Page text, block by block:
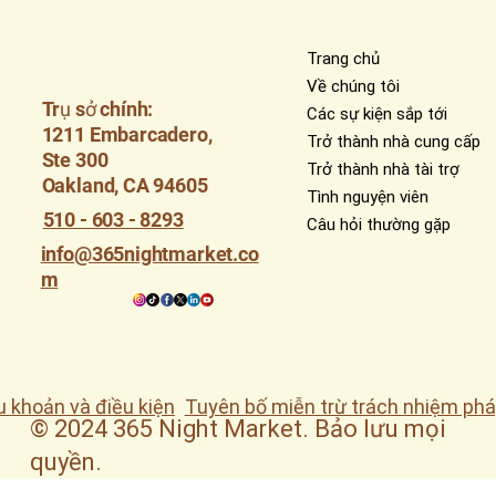
Trụ sở chính:
1211 Embarcadero,
Ste 300
Oakland, CA 94605
510 - 603 - 8293
info@365nightmarket.co
m
Trang chủ
Về chúng tôi
Các sự kiện sắp tới
Trở thành nhà cung cấp
Trở thành nhà tài trợ
Tình nguyện viên
Câu hỏi thường gặp
khoản và điều kiện Tuyên bố miễn trừ trách nhiệm
© 2024 365 Night Market. Bảo lưu mọi
quyền.